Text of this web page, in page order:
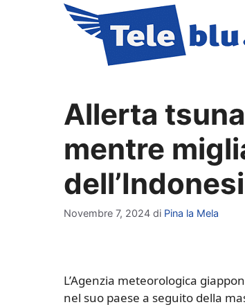
Allerta
mentre
Novembre 7, 2024 di Pina la Mela
L’Agenzia meteorologica
nel suo paese a seguito della